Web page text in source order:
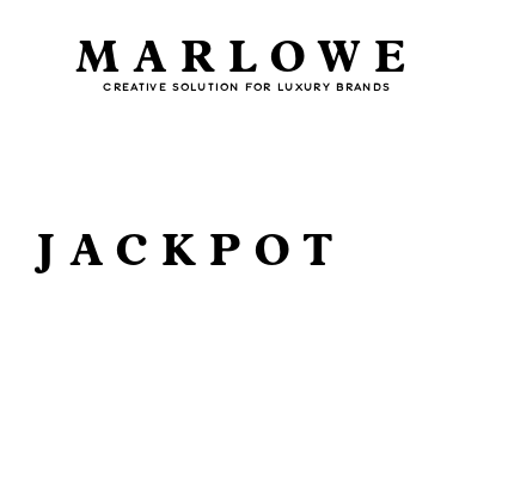
MARLOWE
CREATIVE SOLUTION FOR LUXURY BRANDS
JACKPOT